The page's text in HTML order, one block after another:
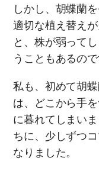
しかし、胡蝶蘭
適切な植え替え
と、株が弱って
うこともあるので
私も、初めて胡
は、どこから手
に暮れてしまい
ちに、少しずつ
なりました。